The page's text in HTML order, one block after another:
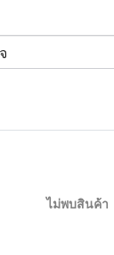
ไม่พบสินค้า